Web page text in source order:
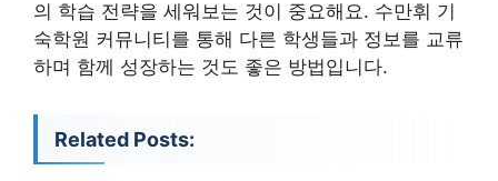
의 학습 전략을 세워보는 것이 중요해요. 수만휘 기
숙학원 커뮤니티를 통해 다른 학생들과 정보를 교류
하며 함께 성장하는 것도 좋은 방법입니다.
Related Posts: